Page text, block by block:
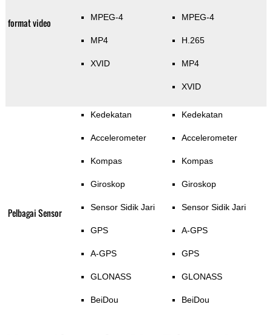
format video MPEG-4
MP4
XVID
MPEG-4
H.265
MP4
XVID
Pelbagai Sensor
Kedekatan
Accelerometer
Kompas
Giroskop
Sensor Sidik Jari
GPS
A-GPS
GLONASS
BeiDou
Kedekatan
Accelerometer
Kompas
Giroskop
Sensor Sidik Jari
A-GPS
GPS
GLONASS
BeiDou